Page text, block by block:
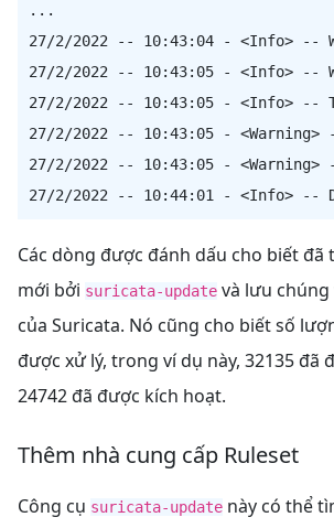
...
27/2/2022 -- 10:43:04 - <Info> --
27/2/2022 -- 10:43:05 - <Info>
27/2/2022 -- 10:43:05 - <Info> --
27/2/2022 -- 10:43:05 - <Warning>
27/2/2022 -- 10:43:05 - <Warning>
Các dòng được đánh dấu cho biết đã
mới bởi suricata-update và lưu
của Suricata. Nó cũng cho biết số
được xử lý, trong ví dụ này, 32135 đã
24742 đã được kích hoạt.
Thêm nhà cung cấp Ruleset
Công cụ suricata-update này có thể